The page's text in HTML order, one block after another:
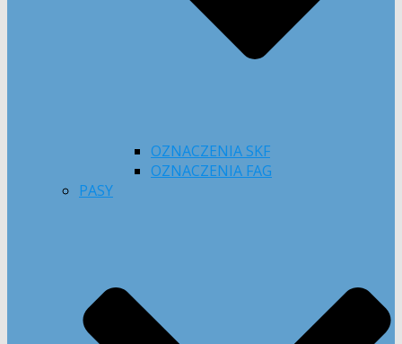
OZNACZENIA SKF
OZNACZENIA FAG
PASY